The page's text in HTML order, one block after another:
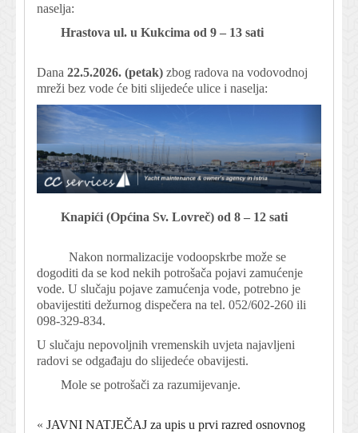
naselja:
Hrastova ul. u Kukcima od 9 – 13 sati
Dana 22.5.2026. (petak) zbog radova na vodovodnoj
mreži bez vode će biti slijedeće ulice i naselja:
Knapići (Općina Sv. Lovreč) od 8 – 12 sati
Nakon normalizacije vodoopskrbe može se
dogoditi da se kod nekih potrošača pojavi zamućenje
vode. U slučaju pojave zamućenja vode, potrebno je
obavijestiti dežurnog dispečera na tel. 052/602-260 ili
098-329-834.
U slučaju nepovoljnih vremenskih uvjeta najavljeni
radovi se odgađaju do slijedeće obavijesti.
Mole se potrošači za razumijevanje.
« JAVNI NATJEČAJ za upis u prvi razred osnovnog